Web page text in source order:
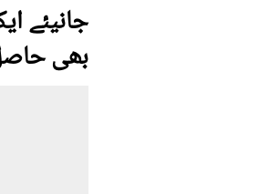
جانیئے
بھی